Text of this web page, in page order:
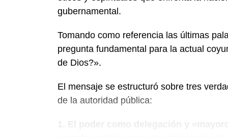
gubernamental.
Tomando como referencia las últimas
pregunta fundamental para la actual
de Dios?».
El mensaje se estructuró sobre tres
de la autoridad pública: